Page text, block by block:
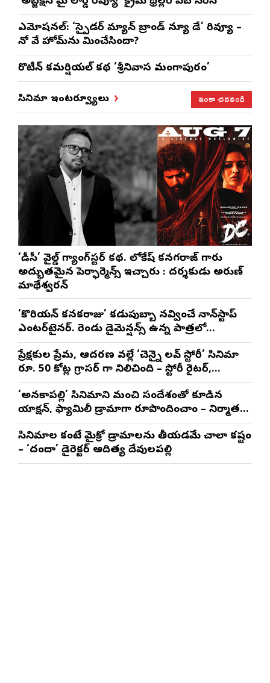
ఎమోష‌న‌ల్‌: ‘స్పైడర్ మ్యాన్ బ్రాండ్ న్యూ డే’ రివ్యూ –
నో వే హోమ్‌ను మించేసిందా?
రొటీన్‌ కమర్షియల్‌ కథ ‘శ్రీనివాస మంగాపురం’
సినిమా ఇంటర్వ్యూలు ఇంకా చదవండి
‘డీసీ’ వైల్డ్ గ్యాంగ్‌స్టర్ కథ. లోకేష్ కనగరాజ్ గారు
అద్భుతమైన పెర్ఫార్మెన్స్ ఇచ్చారు : దర్శకుడు అరుణ్
మాథేశ్వరన్
‘కొరియన్ కనకరాజు’ కడుపుబ్బా నవ్వించే నాన్‌స్టాప్
ఎంటర్‌టైనర్. రెండు డైమెన్షన్స్ ఉన్న పాత్రలో
నటించడం చాలా సంతృప్తినిచ్చింది : వరుణ్ తేజ్
ప్రేక్షకుల ప్రేమ, ఆదరణ వల్లే ‘చెన్నై లవ్ స్టోరీ’ సినిమా
రూ. 50 కోట్ల గ్రాసర్ గా నిలిచింది – స్టోరీ రైటర్,
ప్రొడ్యూసర్ సాయి రాజేష్
‘అనకాపల్లి’ సినిమాని మంచి సందేశంతో కూడిన
యాక్షన్, ఫ్యామిలీ డ్రామాగా రూపొందించాం – నిర్మాతలు
త్రినాథరావు నక్కిన, కాండ్రేగుల నాయుడు
సినిమాల కంటే మైక్రో డ్రామాలను తీయడమే చాలా కష్టం
– ‘దందా’ డైరెక్ట‌ర్ ఆదిత్య దేవులపల్లి